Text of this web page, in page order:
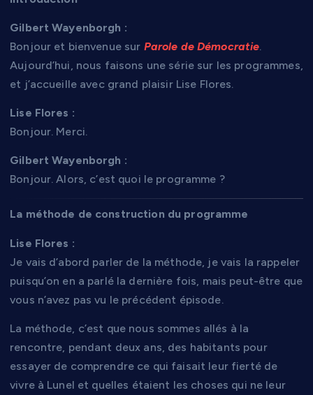
Gilbert Wayenborgh :
Bonjour et bienvenue sur Parole de Démocratie.
Aujourd’hui, nous faisons une série sur les programmes,
et j’accueille avec grand plaisir Lise Flores.
Lise Flores :
Bonjour. Merci.
Gilbert Wayenborgh :
Bonjour. Alors, c’est quoi le programme ?
La méthode de construction du programme
Lise Flores :
Je vais d’abord parler de la méthode, je vais la rappeler
puisqu’on en a parlé la dernière fois, mais peut-être que
vous n’avez pas vu le précédent épisode.
La méthode, c’est que nous sommes allés à la
rencontre, pendant deux ans, des habitants pour
essayer de comprendre ce qui faisait leur fierté de
vivre à Lunel et quelles étaient les choses qui ne leur